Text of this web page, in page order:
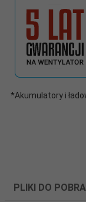
*Akumulatory i
PLIKI DO